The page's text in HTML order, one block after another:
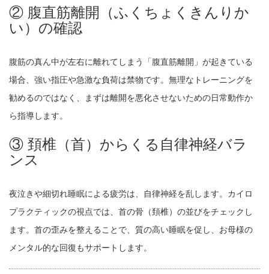
② 腹直筋離開（ふくちょくきんりか
い）の確認
腹筋の真ん中が左右に離れてしまう「腹直筋離開」が起きている
場合、強い指圧や急激な負荷は禁物です。無理なトレーニングを
勧めるのではなく、まずは離開を悪化させないための日常動作か
ら指導します。
③ 頚椎（首）からくる自律神経バラ
ンス
夜泣きや細切れ睡眠による疲労は、自律神経を乱します。カイロ
プラクティックの視点では、首の骨（頚椎）の並びをチェックし
ます。首の歪みを整えることで、質の高い睡眠を促し、お母様の
メンタル的な回復もサポートします。